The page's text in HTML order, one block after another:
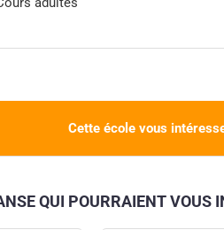
Cette école vous
QUI POURRAIENT VOUS